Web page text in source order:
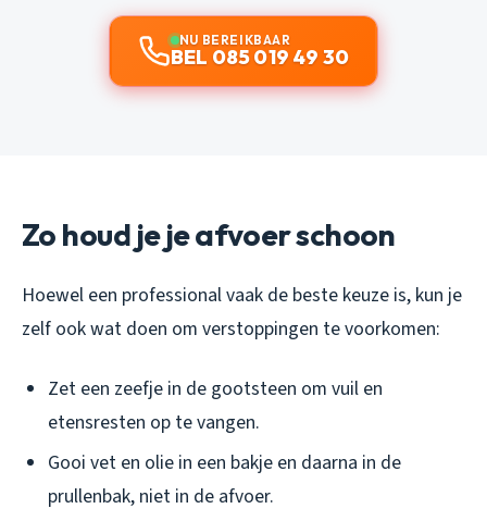
NU BEREIKBAAR
BEL 085 019 49 30
Zo houd je je afvoer schoon
Hoewel een professional vaak de beste keuze is, kun je
zelf ook wat doen om verstoppingen te voorkomen:
Zet een zeefje in de gootsteen om vuil en
etensresten op te vangen.
Gooi vet en olie in een bakje en daarna in de
prullenbak, niet in de afvoer.